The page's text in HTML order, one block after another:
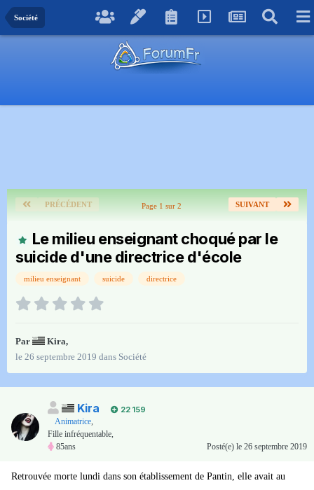
Société
PRÉCÉDENT SUIVANT
Page 1 sur 2
Le milieu enseignant choqué par le
suicide d'une directrice d'école
milieu enseignant suicide directrice
Par Kira,
le 26 septembre 2019 dans Société
Kira
22 159
Animatrice,
Fille infréquentable,
85ans
Posté(e) le 26 septembre 2019
Retrouvée morte lundi dans son établissement de Pantin, elle avait au